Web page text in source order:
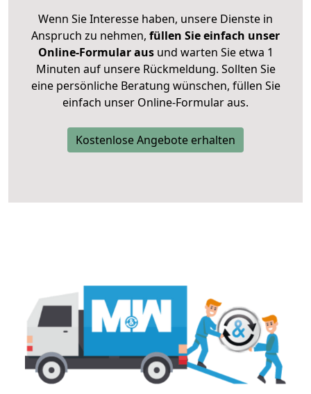
Wenn Sie Interesse haben, unsere Dienste in
Anspruch zu nehmen, füllen Sie einfach unser
Online-Formular ausund warten Sie etwa 1
Minuten auf unsere Rückmeldung. Sollten Sie
eine persönliche Beratung wünschen, füllen Sie
einfach unser Online-Formular aus.
Kostenlose Angebote erhalten